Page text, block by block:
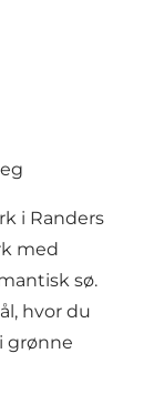
i Randers
med
sø.
hvor du
grønne